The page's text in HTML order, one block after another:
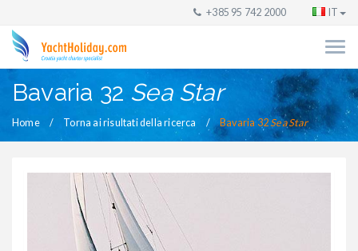
+385 95 742 2000 IT
Bavaria 32 Sea Star
Home Torna ai risultati della ricerca Bavaria 32Sea Star